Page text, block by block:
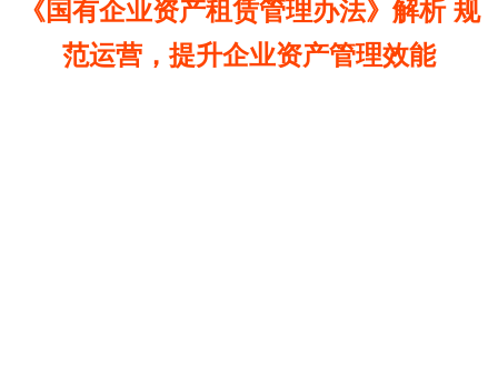
《国有企业资产租赁管理办法》解析 规
范运营，提升企业资产管理效能